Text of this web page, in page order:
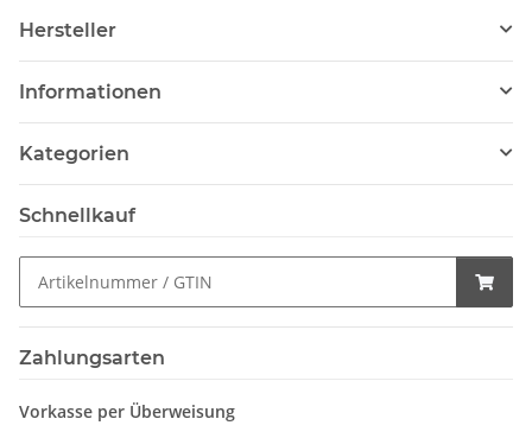
Hersteller
Informationen
Kategorien
Schnellkauf
Zahlungsarten
Vorkasse per Überweisung